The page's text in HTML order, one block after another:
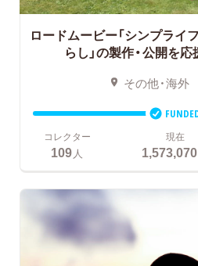
ロードムービー「シンプライ
らし」の製作・公開を
その他・海外
コレクター
109人
現在
1,573,070